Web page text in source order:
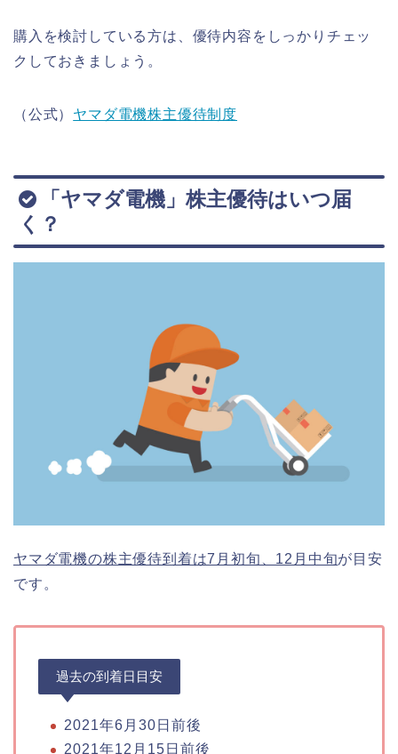
購入を検討している方は、優待内容をしっかりチェッ
クしておきましょう。
（公式） ヤマダ電機株主優待制度
「ヤマダ電機」株主優待はいつ届
く？
ヤマダ電機の株主優待到着は7月初旬、12月中旬が目安
です。
過去の到着日目安
2021年6月30日前後
2021年12月15日前後